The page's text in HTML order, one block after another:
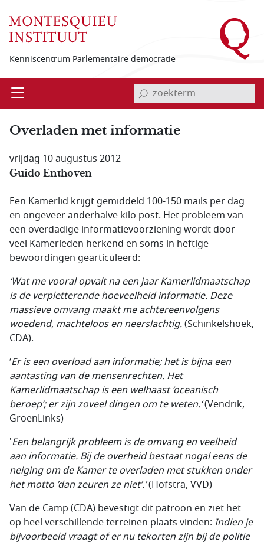
Kenniscentrum Parlementaire democratie
Open invoerveld zoekterm
Overladen met informatie
vrijdag 10 augustus 2012
Guido Enthoven
Een Kamerlid krijgt gemiddeld 100-150 mails per dag
en ongeveer anderhalve kilo post. Het probleem van
een overdadige informatievoorziening wordt door
veel Kamerleden herkend en soms in heftige
bewoordingen gearticuleerd:
‘Wat me vooral opvalt na een jaar Kamerlidmaatschap
is de verpletterende hoeveelheid informatie. Deze
massieve omvang maakt me achtereenvolgens
woedend, machteloos en neerslachtig.(Schinkelshoek,
CDA).
‘Er is een overload aan informatie; het is bijna een
aantasting van de mensenrechten. Het
Kamerlidmaatschap is een welhaast ‘oceanisch
beroep’; er zijn zoveel dingen om te weten.‘(Vendrik,
GroenLinks)
'Een belangrijk probleem is de omvang en veelheid
aan informatie. Bij de overheid bestaat nogal eens de
neiging om de Kamer te overladen met stukken onder
het motto ’dan zeuren ze niet’.’(Hofstra, VVD)
Van de Camp (CDA) bevestigt dit patroon en ziet het
op heel verschillende terreinen plaats vinden: Indien je
bijvoorbeeld vraagt of er nu tekorten zijn bij de politie